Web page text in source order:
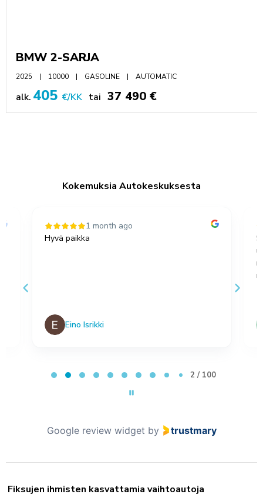
BMW 2-SARJA
2025 10000 GASOLINE AUTOMATIC
alk. 405 €/KK tai 37 490 €
Kokemuksia Autokeskuksesta
1 month ago
Hyvä paikka
Eino Isrikki
2 / 100
Google review widget by trustmary
Fiksujen ihmisten kasvattamia vaihtoautoja